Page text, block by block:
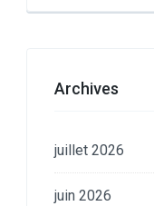
Archives
juillet 2026
juin 2026